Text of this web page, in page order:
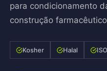
para condicionamento
construção
Kosher Halal